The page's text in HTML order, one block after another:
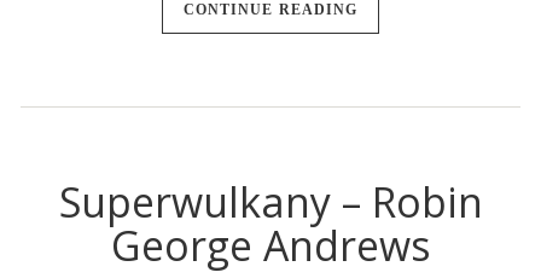
CONTINUE READING
Superwulkany – Robin
George Andrews